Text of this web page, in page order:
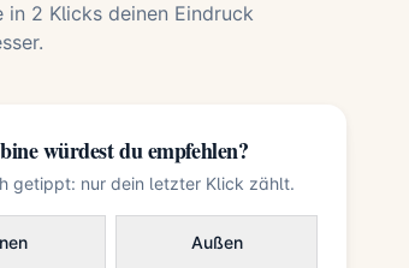
2 Klicks deinen Eindruck
würdest du empfehlen?
getippt: nur dein letzter Klick zählt.
Außen